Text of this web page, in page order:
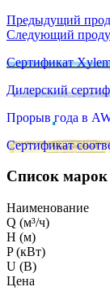
Предыдущий
Следующий
Сертификат
Дилерский
Прорыв года в
Сертификат
Список марок
Наименование
Q (м³/ч)
H (м)
P (кВт)
U (В)
Цена